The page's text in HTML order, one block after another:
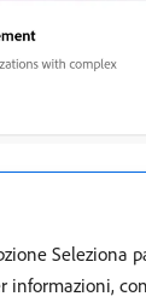
informazioni,